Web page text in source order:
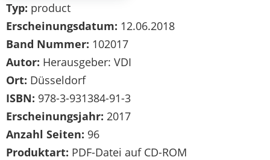
Typ: product
Erscheinungsdatum: 12.06.2018
Band Nummer: 102017
Autor: Herausgeber: VDI
Ort: Düsseldorf
ISBN: 978-3-931384-91-3
Erscheinungsjahr: 2017
Anzahl Seiten: 96
Produktart: PDF-Datei auf CD-ROM